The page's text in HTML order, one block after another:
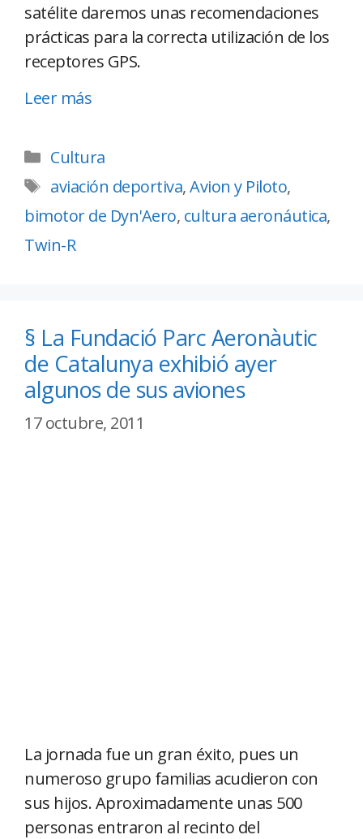
satélite daremos unas recomendaciones
prácticas para la correcta utilización de los
receptores GPS.
Leer más
Cultura
aviación deportiva,Avion y Piloto,
bimotor de Dyn'Aero, cultura aeronáutica,
Twin-R
§ La Fundació Parc Aeronàutic
de Catalunya exhibió ayer
algunos de sus aviones
17 octubre, 2011
La jornada fue un gran éxito, pues un
numeroso grupo familias acudieron con
sus hijos. Aproximadamente unas 500
personas entraron al recinto del